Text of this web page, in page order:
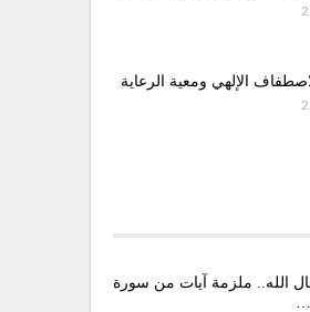
الإلهي ومعية الرعاية
الله.. ملزمة آيات من سورة